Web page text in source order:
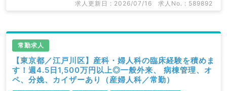
関求人はもちろんのこと、
ます。
求人内容の詳細等はお気軽にお問合せ下さい。
求人更新日 : 2026/07/16 求人No. : 589892
常勤求人
【東京都／江戸川区】産科・婦人科の臨床経験を積めま
す！週4.5日1,500万円以上◎一般外来、 病棟管理、オ
ペ、分娩、カイザーあり（産婦人科／常勤）